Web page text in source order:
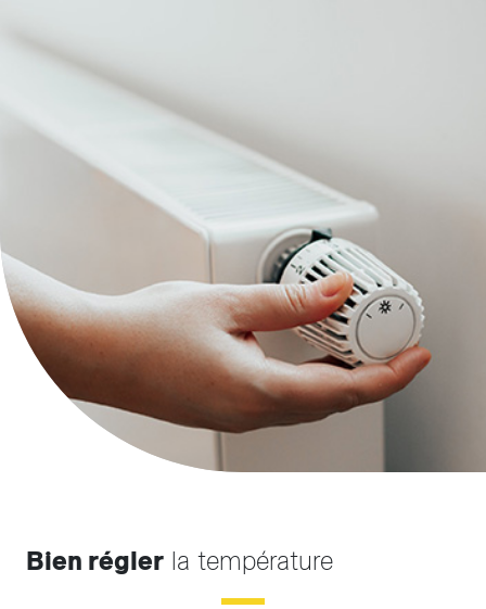
Bien régler la température